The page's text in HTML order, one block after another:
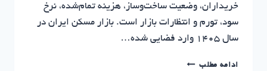
خریداران، وضعیت ساخت‌وساز، هزینه تمام‌شده، نرخ
سود، تورم و انتظارات بازار است. بازار مسکن ایران در
سال ۱۴۰۵ وارد فضایی شده…
ادامه مطلبپیش